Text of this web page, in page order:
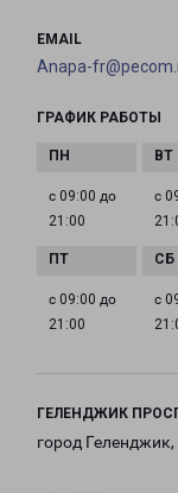
EMAIL
Anapa-
ГРАФИК РАБОТЫ
с 09:00 до
21:00
с
с 09:00 до
21:00
с
ГЕЛЕНДЖИК
город